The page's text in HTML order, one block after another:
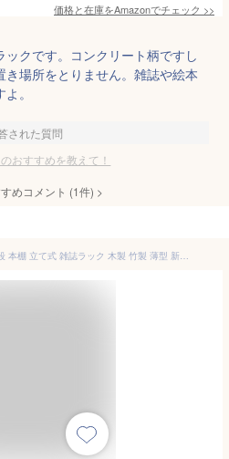
価格と在庫をAmazonでチェック >>
クです。コンクリート柄ですし
場所をとりません。雑誌や絵本
。
された質問
おすすめを教えて！
めコメント (1件) >
SwiftLink マガジンラック 3段 本棚 立て式 雑誌ラック 木製 竹製 薄型 新聞スタンド 絵本棚 スリム 大容量 組み立て簡単 省スペース 学校 オフィス 図書館 展示会 待合室 事務所 店舗業務用 ウォルナット 【幅100cm】